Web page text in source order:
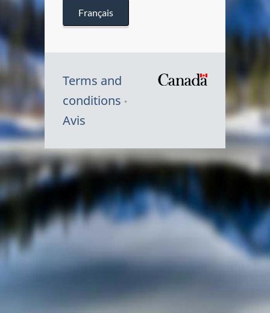
Français
Terms and
conditions
Avis
Symbole
du
Canada